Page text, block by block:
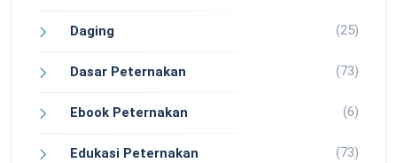
Daging (25)
Dasar Peternakan (73)
Ebook Peternakan (6)
Edukasi Peternakan (73)